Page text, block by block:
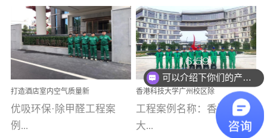
选择源头源材料、严控产
品质量，我们每一批的生
产产品都经过严格的质检
程序；生产车间为优吸总
部和全国分支机构生产光
触媒、净醛王、祛味剂等
优吸系列产品，保质保量
完成生产任务，确保全国
案例【深圳安居乐寓】室
内空气治理项目深圳安居
乐寓 深圳市安居乐寓
为深圳安居集团旗下城...
例(学校工装节选)广州南沙
小学(珠江湾校区)项目地
址：广州市南沙区海滨路
南沙珠江湾江门市蓬江区
禾...
打造酒店室内空气质量新
标杆——优吸环保·标杆之
作：东莞美豪雅致酒店室
内空气治理工程纪实
优吸环保·除甲醛工程案
例...
香港科技大学广州校区除
甲醛项目圆满完成
工程案例名称：香港科技
大...
可以介绍下你们的产品么